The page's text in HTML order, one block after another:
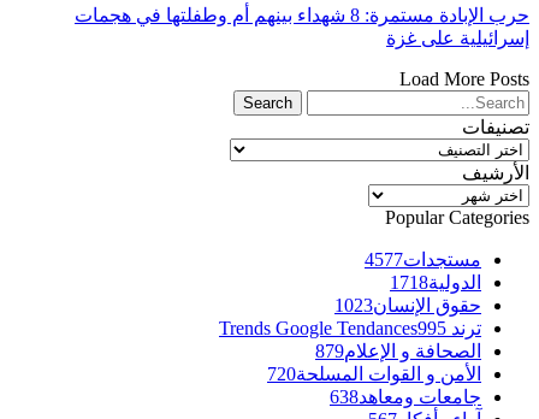
حرب الإبادة مستمرة: 8 شهداء بينهم أم وطفلتها في هجمات
إسرائيلية على غزة
Load More Posts
تصنيفات
تصنيفات
الأرشيف
الأرشيف
Popular Categories
مستجدات4577
الدولية1718
حقوق الإنسان1023
ترند Trends Google Tendances 995
الصحافة و الإعلام879
الأمن و القوات المسلحة720
جامعات ومعاهد638